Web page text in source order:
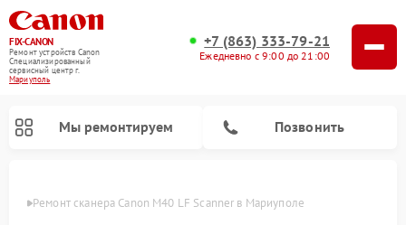
FIX-CANON
Ремонт устройств Canon
Специализированный
cервисный центр г.
Мариуполь
+7 (863) 333-79-21
Ежедневно с 9:00 до 21:00
Мы ремонтируем Позвонить
Ремонт сканера Canon M40 LF Scanner в Мариуполе